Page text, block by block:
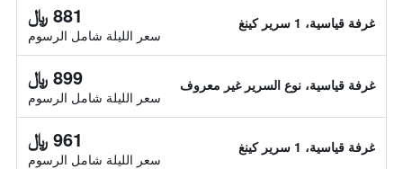
غرفة قياسية، 1 سرير كينغ 881 ﷼
سعر الليلة شامل الرسوم
غرفة قياسية، نوع السرير غير معروف 899 ﷼
سعر الليلة شامل الرسوم
غرفة قياسية، 1 سرير كينغ 961 ﷼
سعر الليلة شامل الرسوم